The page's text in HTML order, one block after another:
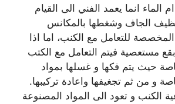
الماء انما يعمد الفني الى القيام
الجاف وشغطها بالمكانس
المخصصة للتعامل مع الكنب، اما اذا
مستعصية فيتم التعامل مع الكتب
حيث يتم فكها و غسلها بمواد
و من ثم تجغيفها واعادة تركيبها.
الكنب و تعود الى المواد المصنوعة